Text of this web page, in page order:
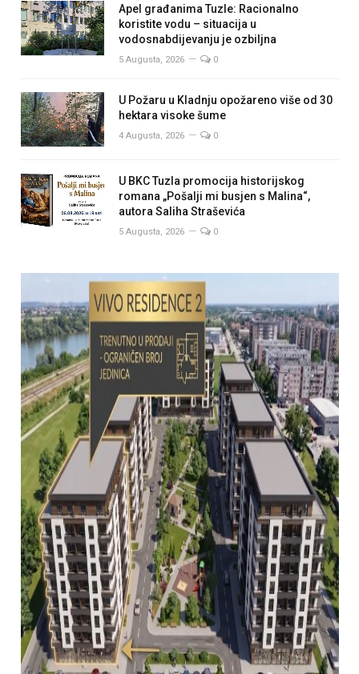
Apel građanima Tuzle: Racionalno
koristite vodu – situacija u
vodosnabdijevanju je ozbiljna
5 Augusta, 2026 0
U Požaru u Kladnju opožareno više od 30
hektara visoke šume
4 Augusta, 2026 0
U BKC Tuzla promocija historijskog
romana „Pošalji mi busjen s Malina“,
autora Saliha Straševića
5 Augusta, 2026 0